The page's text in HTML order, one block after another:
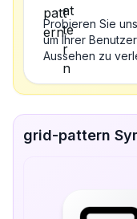
Probieren Sie
um Ihrer
Aussehen zu
grid-pattern